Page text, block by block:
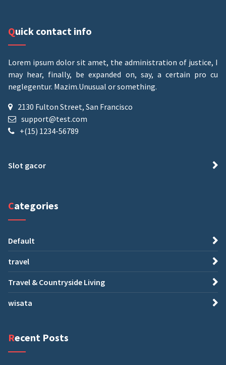
Quick contact info
Lorem ipsum dolor sit amet, the administration of justice, I
may hear, finally, be expanded on, say, a certain pro cu
neglegentur. Mazim.Unusual or something.
2130 Fulton Street, San Francisco
support@test.com
+(15) 1234-56789
Slot gacor
Categories
Default
travel
Travel & Countryside Living
wisata
Recent Posts